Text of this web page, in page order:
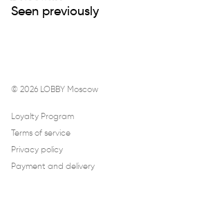
Seen previously
© 2026 LOBBY Moscow
Loyalty Program
Terms of service
Privacy policy
Payment and delivery